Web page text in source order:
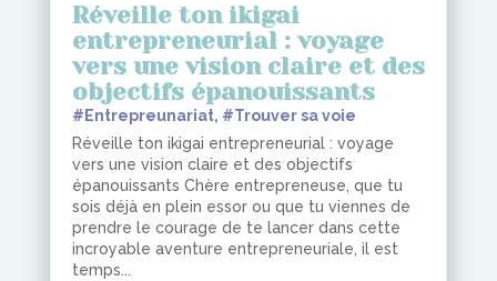
Réveille ton ikigai
entrepreneurial : voyage
vers une vision claire et des
objectifs épanouissants
#Entrepreunariat, #Trouver sa voie
Réveille ton ikigai entrepreneurial : voyage
vers une vision claire et des objectifs
épanouissants Chère entrepreneuse, que tu
sois déjà en plein essor ou que tu viennes de
prendre le courage de te lancer dans cette
incroyable aventure entrepreneuriale, il est
temps...